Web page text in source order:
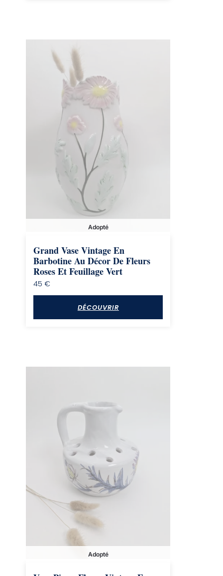
Adopté
Grand Vase Vintage En
Barbotine Au Décor De Fleurs
Roses Et Feuillage Vert
45€
DÉCOUVRIR
Adopté